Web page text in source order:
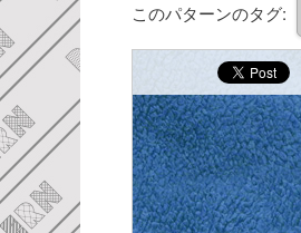
このパターンのタグ: